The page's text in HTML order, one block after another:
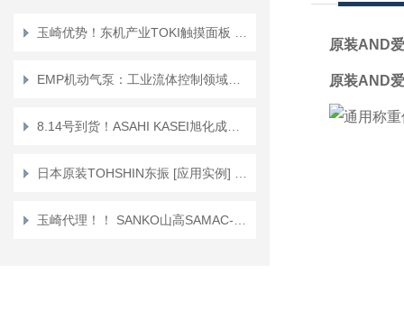
原装AND
原装AND